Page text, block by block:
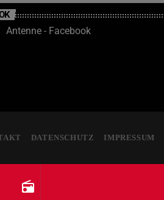
radio
Antenne - Facebook
DATENSCHUTZ IMPRESSUM